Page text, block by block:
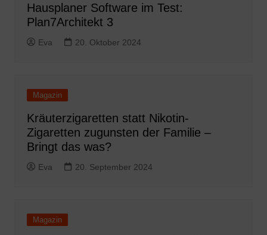
Hausplaner Software im Test:
Plan7Architekt 3
Eva 20. Oktober 2024
Magazin
Kräuterzigaretten statt Nikotin-
Zigaretten zugunsten der Familie –
Bringt das was?
Eva 20. September 2024
Magazin